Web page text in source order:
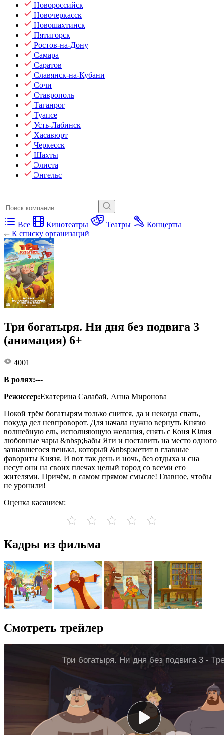
Новороссийск
Новочеркасск
Новошахтинск
Пятигорск
Ростов-на-Дону
Самара
Саратов
Славянск-на-Кубани
Сочи
Ставрополь
Таганрог
Туапсе
Усть-Лабинск
Хасавюрт
Черкесск
Шахты
Элиста
Энгельс
Все Кинотеатры Театры
Концерты
К списку организаций
Три богатыря. Ни дня без подвига 3
(анимация) 6+
4001
В ролях:---
Режиссер:Екатерина Салабай, Анна Миронова
Покой трём богатырям только снится, да и некогда спать,
покуда дел невпроворот. Для начала нужно вернуть Князю
волшебную ель, исполняющую желания, снять с Коня Юлия
любовные чары &nbsp;Бабы Яги и поставить на место одного
зазнавшегося пенька, который &nbsp;метит в главные
фавориты Князя. И вот так день и ночь, без отдыха и сна
несут они на своих плечах целый город со всеми его
жителями. Причём, в самом прямом смысле! Главное, чтобы
не уронили!
Оценка касанием:
Кадры из фильма
Смотреть трейлер